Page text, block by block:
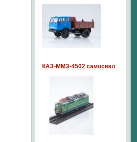
КАЗ-ММЗ-4502 самосвал